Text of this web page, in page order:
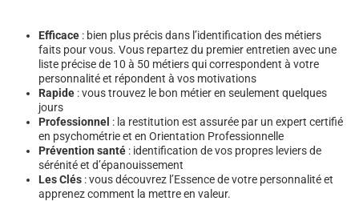
Efficace : bien plus précis dans l’identification des métiers
faits pour vous. Vous repartez du premier entretien avec une
liste précise de 10 à 50 métiers qui correspondent à votre
personnalité et répondent à vos motivations
Rapide : vous trouvez le bon métier en seulement quelques
jours
Professionnel : la restitution est assurée par un expert certifié
en psychométrie et en Orientation Professionnelle
Prévention santé : identification de vos propres leviers de
sérénité et d’épanouissement
Les Clés : vous découvrez l’Essence de votre personnalité et
apprenez comment la mettre en valeur.